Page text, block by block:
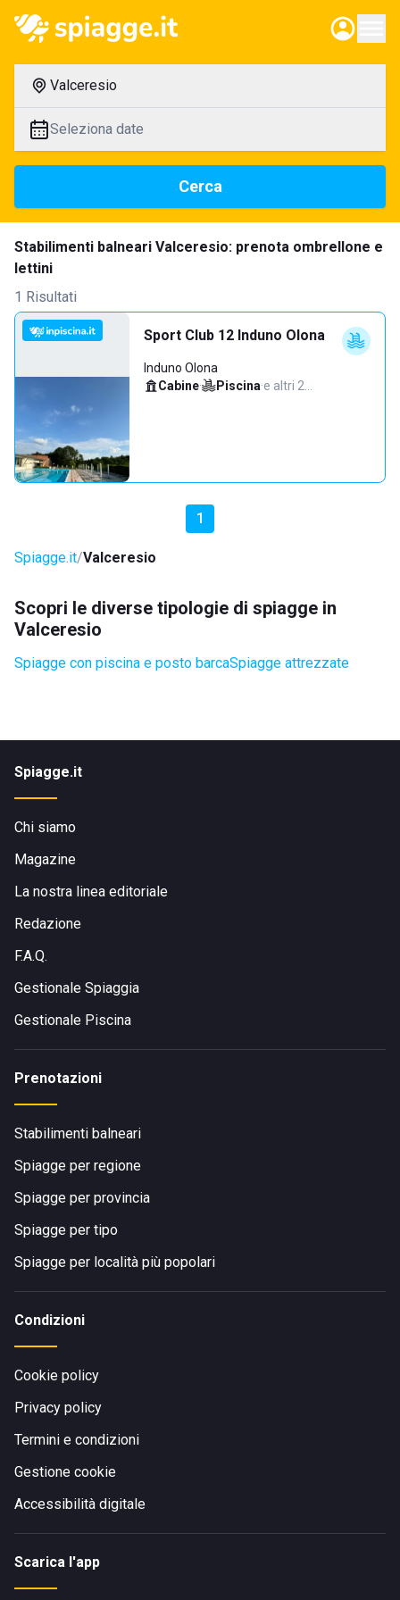
Valceresio
Seleziona date
Cerca
Stabilimenti balneari Valceresio: prenota ombrellone e
lettini
1 Risultati
Sport Club 12 Induno Olona
Induno Olona
Cabine· Piscina·e altri 2…
1
Spiagge.it Valceresio
Scopri le diverse tipologie di spiagge in
Valceresio
Spiagge con piscina e posto barcaSpiagge attrezzate
Spiagge.it
Chi siamo
Magazine
La nostra linea editoriale
Redazione
F.A.Q.
Gestionale Spiaggia
Gestionale Piscina
Prenotazioni
Stabilimenti balneari
Spiagge per regione
Spiagge per provincia
Spiagge per tipo
Spiagge per località più popolari
Condizioni
Cookie policy
Privacy policy
Termini e condizioni
Gestione cookie
Accessibilità digitale
Scarica l'app